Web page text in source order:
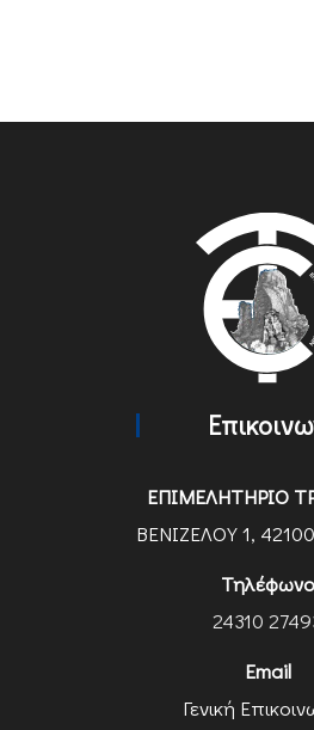
ΕΠΙΜΕΛΗΤΗΡΙΟ
ΒΕΝΙΖΕΛΟΥ 1,
Τηλέφωνο
24310
Email
Γενική